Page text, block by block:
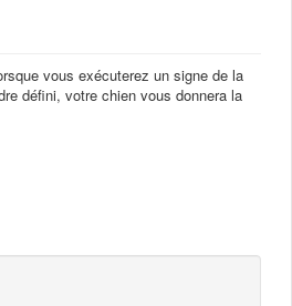
vous exécuterez un signe de la
défini, votre chien vous donnera la